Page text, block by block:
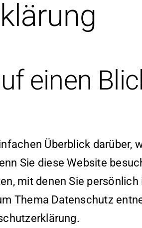
einen
Überblick darüber,
Sie diese Website
mit denen Sie
Thema Datenschutz